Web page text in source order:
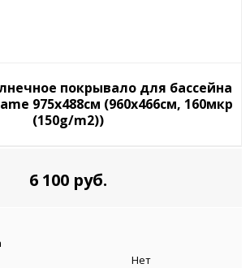
покрывало для бассейна
975x488см (960x466см, 160мкр
(150g/m2))
6 100 руб.
Нет